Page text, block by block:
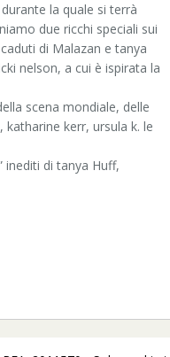
la quale si terrà
due ricchi speciali sui
di Malazan e tanya
nelson, a cui è ispirata la
scena mondiale, delle
katharine kerr, ursula k. le
inediti di tanya Huff,